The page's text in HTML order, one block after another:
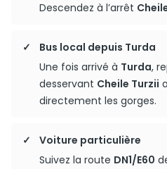
Descendez à l’arrêt
Bus local depuis Turda
Une fois arrivé à Turda,
desservant Cheile Turzii
directement les gorges.
Voiture particulière
Suivez la route DN1/E60